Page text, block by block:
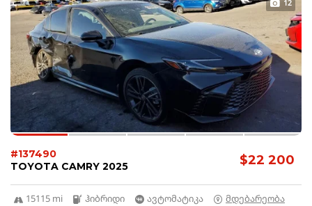
12
$22 200
#137490
TOYOTA CAMRY 2025
15115 mi ჰიბრიდი ავტომატიკა
მდებარეობა